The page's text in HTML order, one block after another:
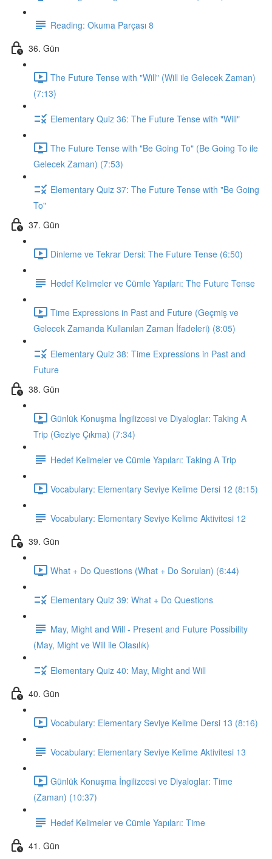
Reading: Okuma Parçası 8
36. Gün
The Future Tense with "Will" (Will ile Gelecek Zaman)
(7:13)
Elementary Quiz 36: The Future Tense with "Will"
The Future Tense with "Be Going To" (Be Going To ile
Gelecek Zaman) (7:53)
Elementary Quiz 37: The Future Tense with "Be Going
To"
37. Gün
Dinleme ve Tekrar Dersi: The Future Tense (6:50)
Hedef Kelimeler ve Cümle Yapıları: The Future Tense
Time Expressions in Past and Future (Geçmiş ve
Gelecek Zamanda Kullanılan Zaman İfadeleri) (8:05)
Elementary Quiz 38: Time Expressions in Past and
Future
38. Gün
Günlük Konuşma İngilizcesi ve Diyaloglar: Taking A
Trip (Geziye Çıkma) (7:34)
Hedef Kelimeler ve Cümle Yapıları: Taking A Trip
Vocabulary: Elementary Seviye Kelime Dersi 12 (8:15)
Vocabulary: Elementary Seviye Kelime Aktivitesi 12
39. Gün
What + Do Questions (What + Do Soruları) (6:44)
Elementary Quiz 39: What + Do Questions
May, Might and Will - Present and Future Possibility
(May, Might ve Will ile Olasılık)
Elementary Quiz 40: May, Might and Will
40. Gün
Vocabulary: Elementary Seviye Kelime Dersi 13 (8:16)
Vocabulary: Elementary Seviye Kelime Aktivitesi 13
Günlük Konuşma İngilizcesi ve Diyaloglar: Time
(Zaman) (10:37)
Hedef Kelimeler ve Cümle Yapıları: Time
41. Gün